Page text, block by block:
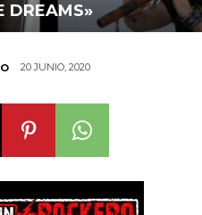
DREAMS»
20 JUNIO, 2020